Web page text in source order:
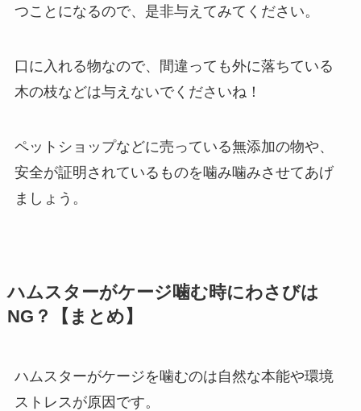
つことになるので、是非与えてみてください。
口に入れる物なので、間違っても外に落ちている
木の枝などは与えないでくださいね！
ペットショップなどに売っている無添加の物や、
安全が証明されているものを噛み噛みさせてあげ
ましょう。
ハムスターがケージ噛む時にわさびは
NG？【まとめ】
ハムスターがケージを噛むのは自然な本能や環境
ストレスが原因です。